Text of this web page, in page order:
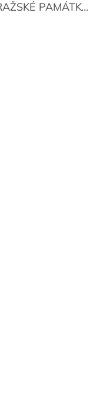
VYSTŘIHOVÁNKY - PRAŽSKÉ PAMÁTKY